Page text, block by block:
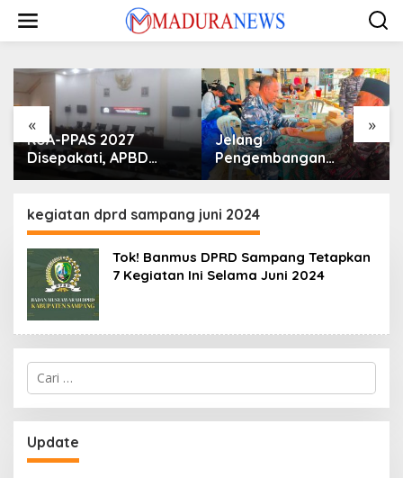
konten
« »
KUA-PPAS 2027
Disepakati, APBD
Sampang Defisit Rp
Jelang
Pengembangan
Lapangan Hidayah,
Madura II Perkuat
Sinergi dengan
kegiatan dprd sampang juni 2024
Tok! Banmus DPRD Sampang Tetapkan
7 Kegiatan Ini Selama Juni 2024
Cari
untuk:
Update